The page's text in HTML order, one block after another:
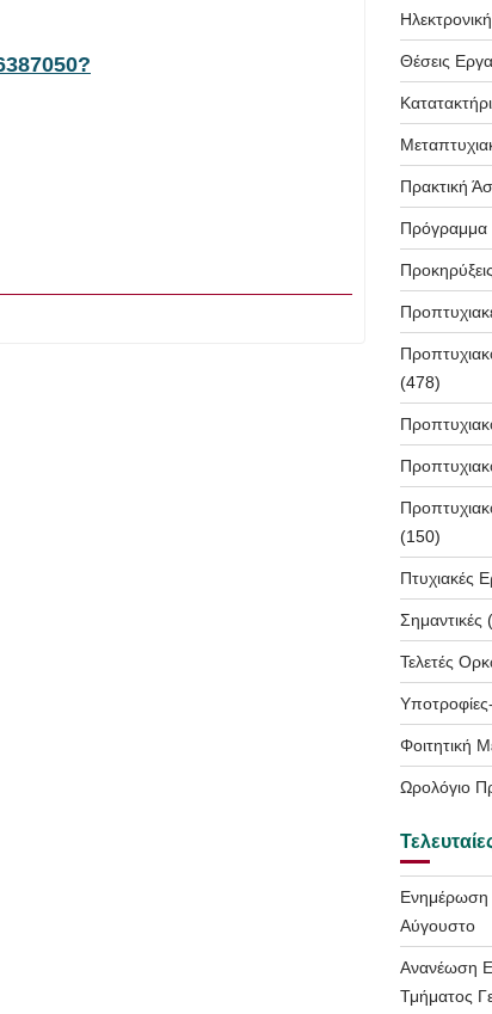
Θέσεις
Πρακτική
Πρόγραμμα
(478)
(150)
Πτυχιακές
Σημαντικές
Τελετές
Φοιτητική
Ωρολόγιο
Ενημέρωση
Αύγουστο
Ανανέωση
Τμήματος